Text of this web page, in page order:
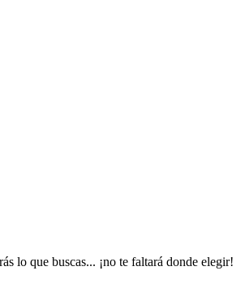
lo que buscas... ¡no te faltará donde elegir!